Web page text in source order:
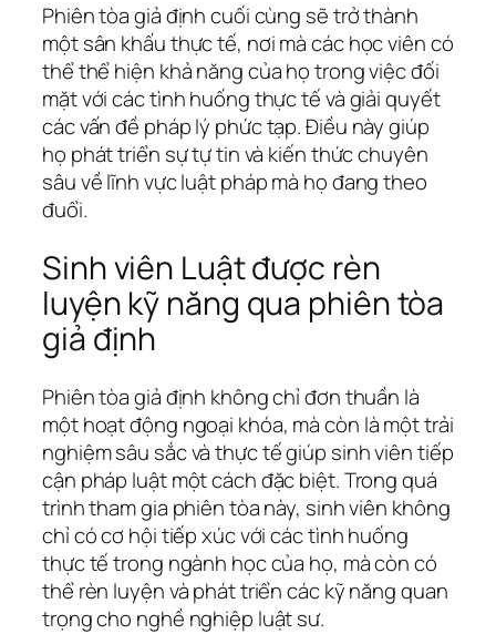
Phiên tòa giả định cuối cùng sẽ trở thành
một sân khấu thực tế, nơi mà các học viên có
thể thể hiện khả năng của họ trong việc đối
mặt với các tình huống thực tế và giải quyết
các vấn đề pháp lý phức tạp. Điều này giúp
họ phát triển sự tự tin và kiến thức chuyên
sâu về lĩnh vực luật pháp mà họ đang theo
đuổi.
Sinh viên Luật được rèn
luyện kỹ năng qua phiên tòa
giả định
Phiên tòa giả định không chỉ đơn thuần là
một hoạt động ngoại khóa, mà còn là một trải
nghiệm sâu sắc và thực tế giúp sinh viên tiếp
cận pháp luật một cách đặc biệt. Trong quá
trình tham gia phiên tòa này, sinh viên không
chỉ có cơ hội tiếp xúc với các tình huống
thực tế trong ngành học của họ, mà còn có
thể rèn luyện và phát triển các kỹ năng quan
trọng cho nghề nghiệp luật sư.